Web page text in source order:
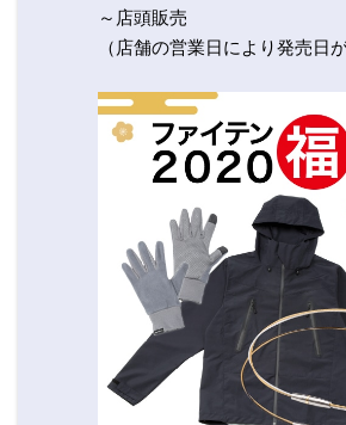
～店頭販売
（店舗の営業日により発売日